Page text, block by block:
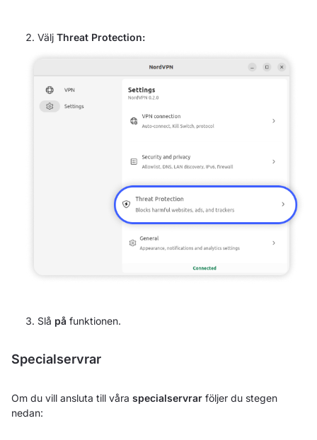
Välj Threat Protection:
Slå på funktionen.
Specialservrar
Om du vill ansluta till våra specialservrar följer du stegen
nedan: